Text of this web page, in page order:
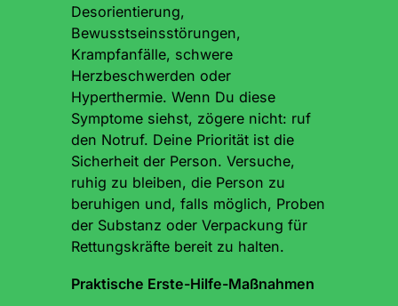
Desorientierung,
Bewusstseinsstörungen,
Krampfanfälle, schwere
Herzbeschwerden oder
Hyperthermie. Wenn Du diese
Symptome siehst, zögere nicht: ruf
den Notruf. Deine Priorität ist die
Sicherheit der Person. Versuche,
ruhig zu bleiben, die Person zu
beruhigen und, falls möglich, Proben
der Substanz oder Verpackung für
Rettungskräfte bereit zu halten.
Praktische Erste-Hilfe-Maßnahmen